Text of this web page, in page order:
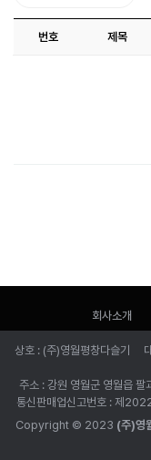
번호 제목
회사소개
상호 : (주)영월평창다슬기
주소 : 강원 영월군 영월
통신판매업신고번호 : 제
Copyright © 2023 (주)영